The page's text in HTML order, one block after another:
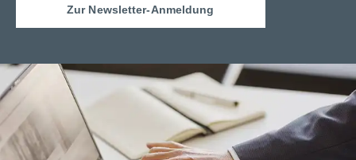
Zur Newsletter-Anmeldung